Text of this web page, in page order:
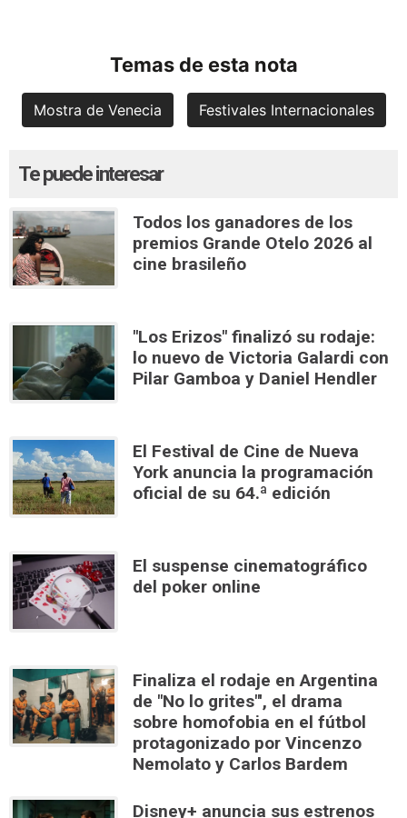
Temas de esta nota
Mostra de Venecia Festivales Internacionales
Te puede interesar
Todos los ganadores de los
premios Grande Otelo 2026 al
cine brasileño
"Los Erizos" finalizó su rodaje:
lo nuevo de Victoria Galardi con
Pilar Gamboa y Daniel Hendler
El Festival de Cine de Nueva
York anuncia la programación
oficial de su 64.ª edición
El suspense cinematográfico
del poker online
Finaliza el rodaje en Argentina
de "No lo grites"', el drama
sobre homofobia en el fútbol
protagonizado por Vincenzo
Nemolato y Carlos Bardem
Disney+ anuncia sus estrenos